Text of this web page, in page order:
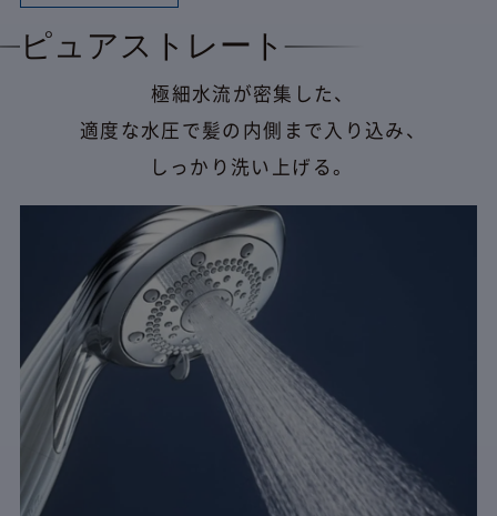
ピュアストレート
極細水流が密集した、
適度な水圧で髪の内側まで入り込み、
しっかり洗い上げる。